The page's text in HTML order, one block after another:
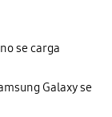
se carga
Galaxy se